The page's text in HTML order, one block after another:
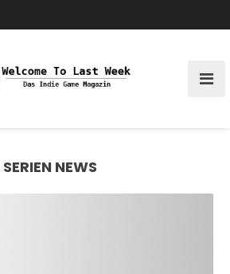
SERIEN NEWS